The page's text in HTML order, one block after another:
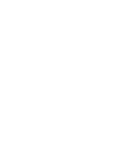
in der Hoeve
wir haben es geliebt, uns
Spielraum hat die Kinder
Sehr